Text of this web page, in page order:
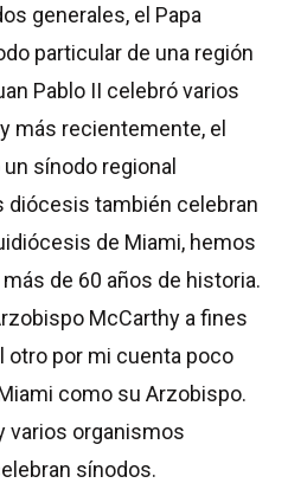
generales, el Papa
particular de una región
Pablo II celebró varios
más recientemente, el
sínodo regional
diócesis también celebran
de Miami, hemos
de 60 años de historia.
McCarthy a fines
otro por mi cuenta poco
como su Arzobispo.
varios organismos
sínodos.